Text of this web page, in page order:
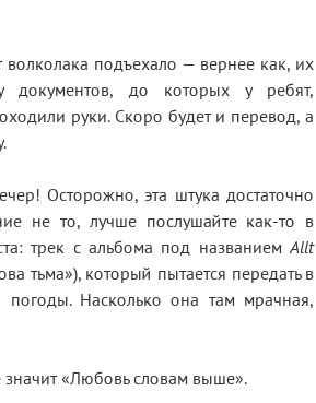
волколака подъехало — вернее как, их
документов, до которых у ребят,
руки. Скоро будет и перевод, а
Осторожно, эта штука достаточно
не то, лучше послушайте как-то в
трек с альбома под названиемAllt
тьма»), который пытается передать в
погоды. Насколько она там мрачная,
«Любовь словам выше».